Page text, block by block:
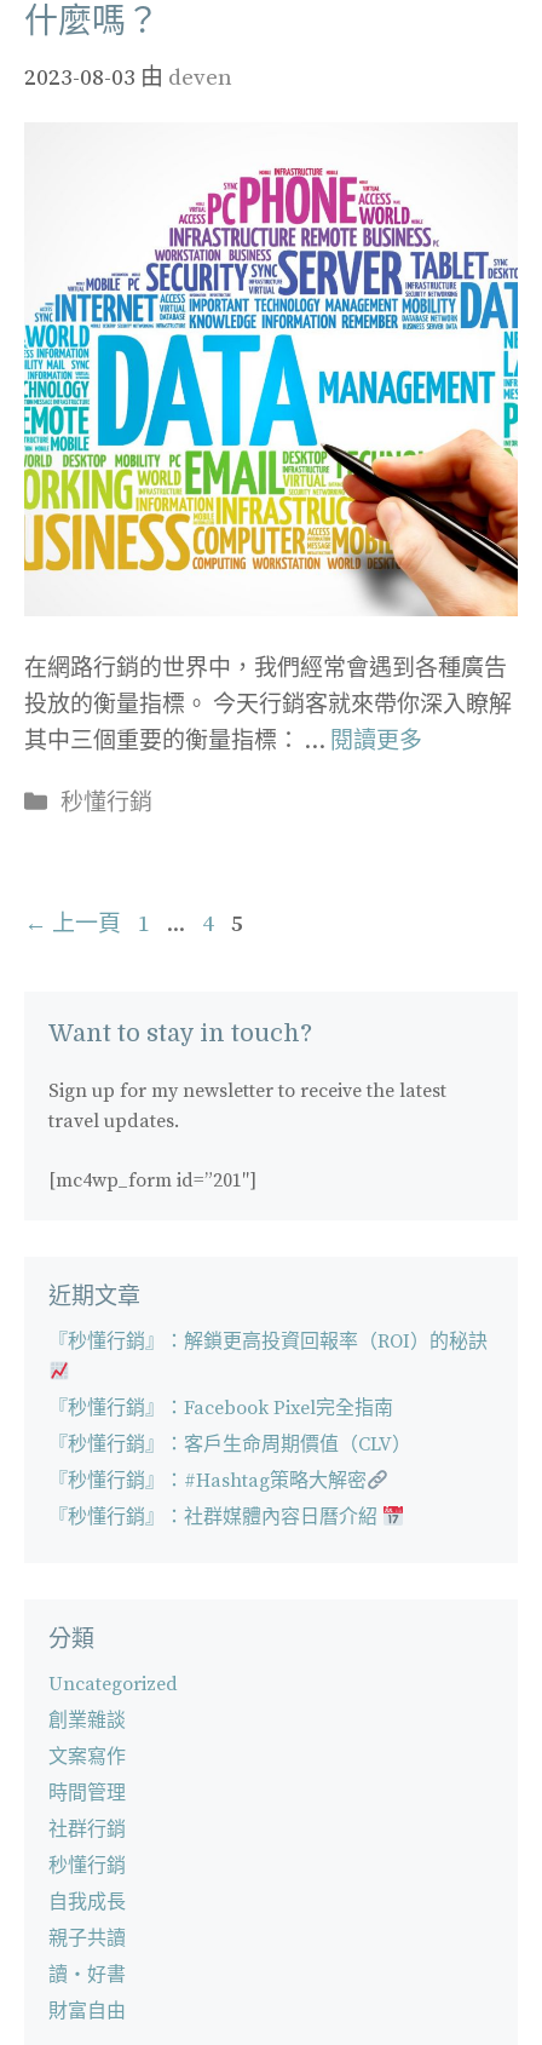
什麼嗎？
2023-08-03 由 deven
在網路行銷的世界中，我們經常會遇到各種廣告
投放的衡量指標。 今天行銷客就來帶你深入瞭解
其中三個重要的衡量指標： … 閱讀更多
分
秒懂行銷
文
← 上一頁
頁
1 ...
頁
4
頁
5
Want to stay in touch?
Sign up for my newsletter to receive the latest
travel updates.
[mc4wp_form id=”201″]
近期文章
『秒懂行銷』：解鎖更高投資回報率（ROI）的秘訣
『秒懂行銷』：Facebook Pixel完全指南
『秒懂行銷』：客戶生命周期價值（CLV）
『秒懂行銷』：#Hashtag策略大解密
『秒懂行銷』：社群媒體內容日曆介紹
分類
Uncategorized
創業雜談
文案寫作
時間管理
社群行銷
秒懂行銷
自我成長
親子共讀
讀‧好書
財富自由